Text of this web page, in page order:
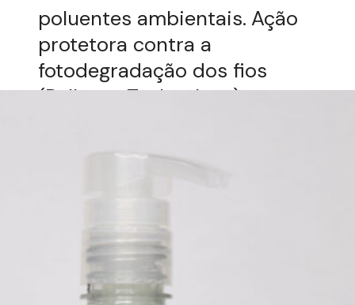
poluentes ambientais. Ação
protetora contra a
fotodegradação dos fios
(Polluout Technology).
limpo de forma ideal e com as
D.Tox Shampoo, poderá dar
continuidade aos
especiais de reparação dos
cabelos.